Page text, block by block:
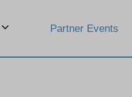
Partner Events